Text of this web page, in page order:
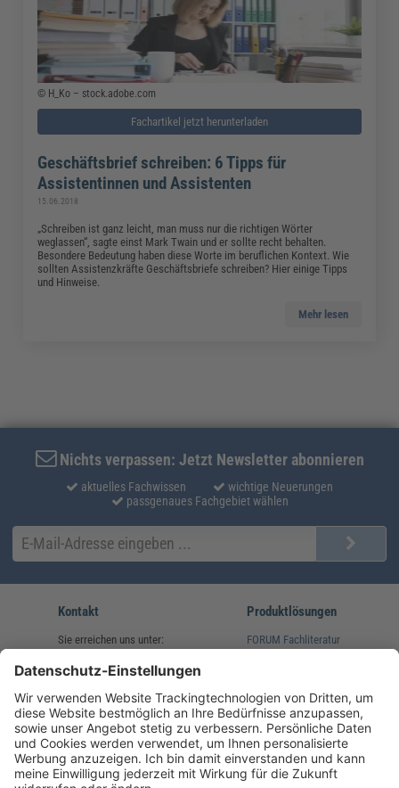
© H_Ko – stock.adobe.com
Fachartikel jetzt herunterladen
Geschäftsbrief schreiben: 6 Tipps für
Assistentinnen und Assistenten
15.06.2018
„Schreiben ist ganz leicht, man muss nur die richtigen Wörter
weglassen“, sagte einst Mark Twain und er sollte recht behalten.
Besondere Bedeutung haben diese Worte im beruflichen Kontext. Wie
sollten Assistenzkräfte Geschäftsbriefe schreiben? Hier einige Tipps
und Hinweise.
Mehr lesen
Nichts verpassen: Jetzt Newsletter abonnieren
aktuelles Fachwissen
wichtige Neuerungen
passgenaues Fachgebiet wählen
Kontakt
Sie erreichen uns unter:
(08233) 38 11 23
service@forum-verlag.com
Mo-Do 07:30 - 17:00 Uhr
Fr 07:30 - 15:00 Uhr
Produktlösungen
FORUM Fachliteratur
Folgen Sie uns